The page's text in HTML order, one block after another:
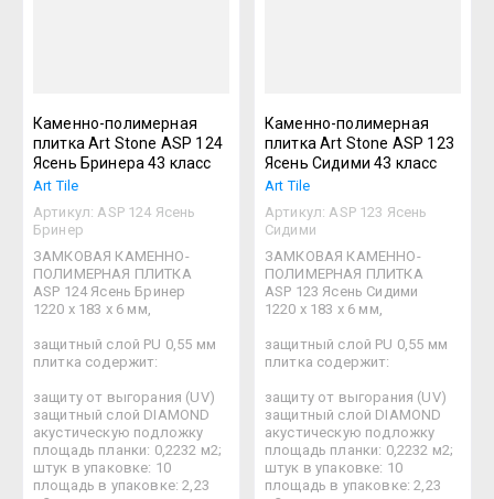
Каменно-полимерная
плитка Art Stone ASP 124
Ясень Бринера 43 класс
Art Tile
Артикул: ASP 124 Ясень
Бринер
ЗАМКОВАЯ КАМЕННО-
ПОЛИМЕРНАЯ ПЛИТКА
ASP 124 Ясень Бринер
1220 х 183 х 6 мм,
защитный слой PU 0,55 мм
плитка содержит:
защиту от выгорания (UV)
защитный слой DIAMOND
акустическую подложку
площадь планки: 0,2232 м2;
штук в упаковке: 10
площадь в упаковке: 2,23
Каменно-полимерная
плитка Art Stone ASP 123
Ясень Сидими 43 класс
Art Tile
Артикул: ASP 123 Ясень
Сидими
ЗАМКОВАЯ КАМЕННО-
ПОЛИМЕРНАЯ ПЛИТКА
ASP 123 Ясень Сидими
1220 х 183 х 6 мм,
защитный слой PU 0,55 мм
плитка содержит:
защиту от выгорания (UV)
защитный слой DIAMOND
акустическую подложку
площадь планки: 0,2232 м2;
штук в упаковке: 10
площадь в упаковке: 2,23